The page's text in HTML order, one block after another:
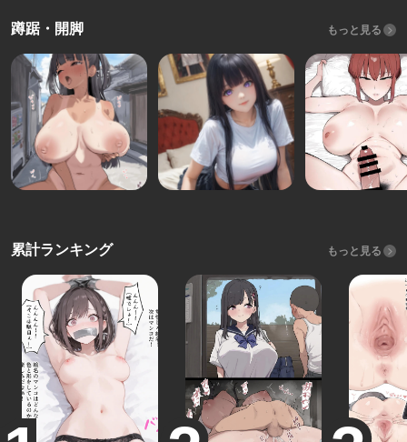
蹲踞・開脚 もっと見る
累計ランキング もっと見る